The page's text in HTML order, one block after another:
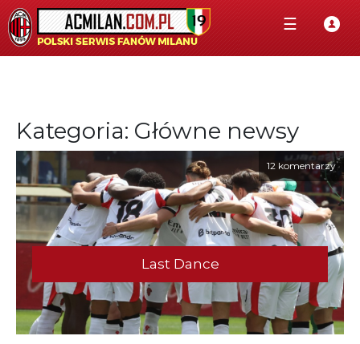
☰
Kategoria: Główne newsy
12 komentarzy
Last Dance